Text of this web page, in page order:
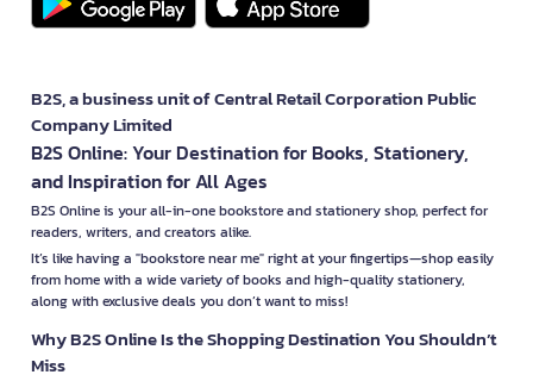
B2S, a business unit of Central Retail Corporation Public
Company Limited
B2S Online: Your Destination for Books, Stationery,
and Inspiration for All Ages
B2S Online is your all-in-one bookstore and stationery shop, perfect for
readers, writers, and creators alike.
It’s like having a "bookstore near me" right at your fingertips—shop easily
from home with a wide variety of books and high-quality stationery,
along with exclusive deals you don’t want to miss!
Why B2S Online Is the Shopping Destination You Shouldn’t
Miss